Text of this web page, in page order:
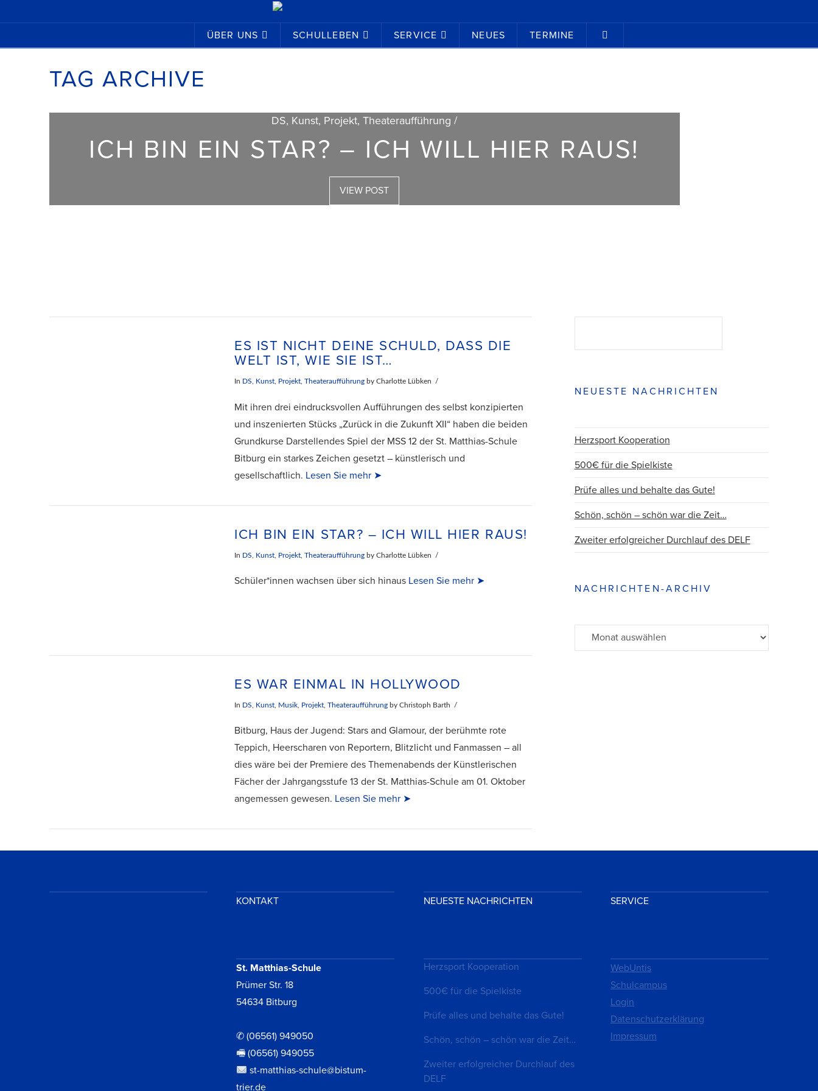
ÜBER UNS SCHULLEBEN SERVICE NEUES TERMINE
TAG ARCHIVE
DS, Kunst, Projekt, Theateraufführung /
ICH BIN EIN STAR? – ICH WILL HIER RAUS!
VIEW POST
ES IST NICHT DEINE SCHULD, DASS DIE
WELT IST, WIE SIE IST…
In DS Kunst Projekt ,Theateraufführung by Charlotte Lübken
Mit ihren drei eindrucksvollen Aufführungen des selbst konzipierten
und inszenierten Stücks „Zurück in die Zukunft XII“ haben die beiden
Grundkurse Darstellendes Spiel der MSS 12 der St. Matthias-Schule
Bitburg ein starkes Zeichen gesetzt – künstlerisch und
gesellschaftlich. Lesen Sie mehr ➤
ICH BIN EIN STAR? – ICH WILL HIER RAUS!
In DS Kunst Projekt ,Theateraufführung by Charlotte Lübken
Schüler*innen wachsen über sich hinaus Lesen Sie mehr ➤
ES WAR EINMAL IN HOLLYWOOD
In DS Kunst Musik Projekt ,Theateraufführung by Christoph Barth
Bitburg, Haus der Jugend: Stars and Glamour, der berühmte rote
Teppich, Heerscharen von Reportern, Blitzlicht und Fanmassen – all
dies wäre bei der Premiere des Themenabends der Künstlerischen
Fächer der Jahrgangsstufe 13 der St. Matthias-Schule am 01. Oktober
angemessen gewesen. Lesen Sie mehr ➤
NEUESTE NACHRICHTEN
Herzsport Kooperation
500€ für die Spielkiste
Prüfe alles und behalte das Gute!
Schön, schön – schön war die Zeit…
Zweiter erfolgreicher Durchlauf des DELF
NACHRICHTEN-ARCHIV
Archiv
KONTAKT
St. Matthias-Schule
Prümer Str. 18
54634 Bitburg
✆ (06561) 949050
🖷 (06561) 949055
st-matthias-schule@bistum-
trier.de
NEUESTE NACHRICHTEN
Herzsport Kooperation
500€ für die Spielkiste
Prüfe alles und behalte das Gute!
Schön, schön – schön war die Zeit…
Zweiter erfolgreicher Durchlauf des
DELF
SERVICE
WebUntis
Schulcampus
Login
Datenschutzerklärung
Impressum